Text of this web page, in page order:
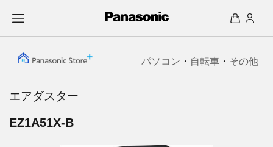
パソコン ・ 自転車 ・ その他
エアダスター
EZ1A51X-B